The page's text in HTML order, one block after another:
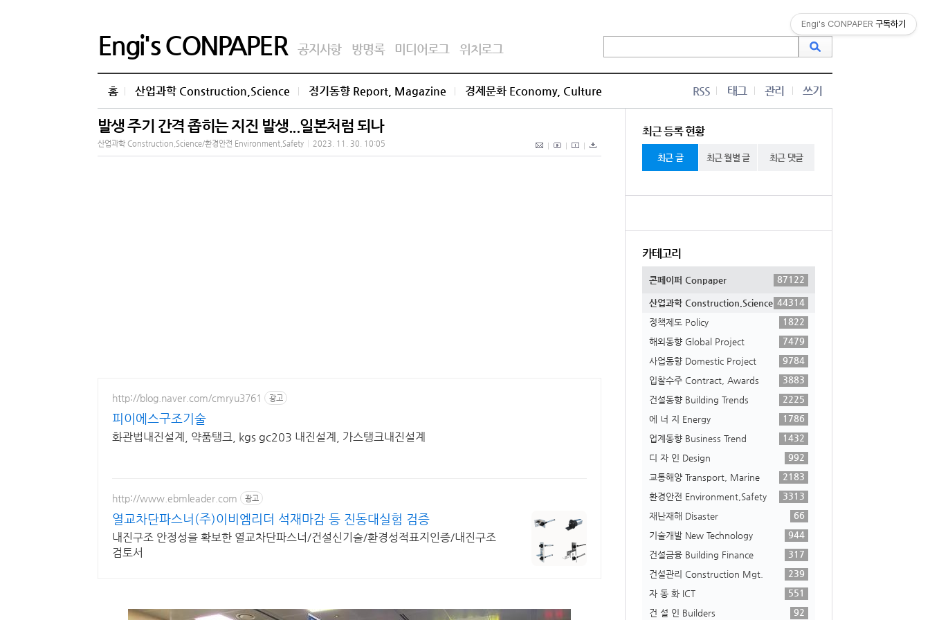
Engi's CONPAPER 공지사항 방명록 미디어로그 위치로그
홈 산업과학 Construction,Science 정기동향 Report, Magazine 경제문화 Economy, Culture RSS 태그 관리 쓰기
발생 주기 간격 좁히는 지진 발생...일본처럼 되나
산업과학 Construction,Science/환경안전 Environment,Safety 2023. 11. 30. 10:05
http://blog.naver.com/cmryu3761 광고
피이에스구조기술
화관법내진설계, 약품탱크, kgs gc203 내진설계, 가스탱크내진설계
http://www.ebmleader.com 광고
열교차단파스너(주)이비엠리더 석재마감 등 진동대실험 검증
내진구조 안정성을 확보한 열교차단파스너/건설신기술/환경성적표지인증/내진구조
검토서
최근 등록 현황
최근 글 최근 월별 글 최근 댓글
카테고리
콘페이퍼 Conpaper 87122
산업과학 Construction,Science 44314
정책제도 Policy
1822
해외동향 Global Project
7479
사업동향 Domestic Project
9784
입찰수주 Contract, Awards
3883
건설동향 Building Trends
2225
에 너 지 Energy
1786
업계동향 Business Trend
1432
디 자 인 Design
992
교통해양 Transport, Marine
2183
환경안전 Environment,Safety
3313
재난재해 Disaster
66
기술개발 New Technology
944
건설금융 Building Finance
317
건설관리 Construction Mgt.
239
자 동 화 ICT
551
건 설 인 Builders
92
Engi's CONPAPER 구독하기